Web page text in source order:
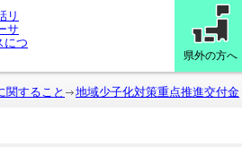
県外の方へ
関すること 地域少子化対策重点推進交付金